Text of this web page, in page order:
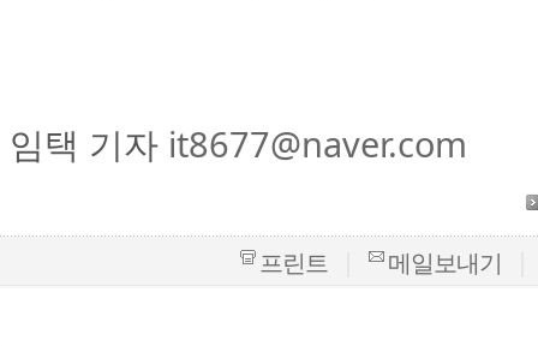
임택 기자 it8677@naver.com
프린트 메일보내기